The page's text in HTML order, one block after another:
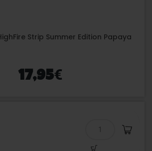
Strip Summer Edition Papaya
17,95€